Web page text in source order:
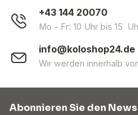
+43 144 20070
Mo - Fr: 10 Uhr bis 15
info@koloshop24.de
Wir werden innerhalb
Abonnieren Sie den